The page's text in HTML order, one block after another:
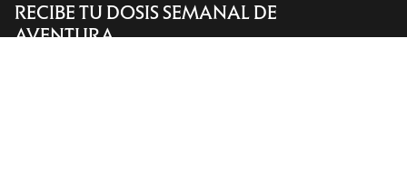
Encuentra una tienda Help
RECIBE TU DOSIS SEMANAL DE
AVENTURA